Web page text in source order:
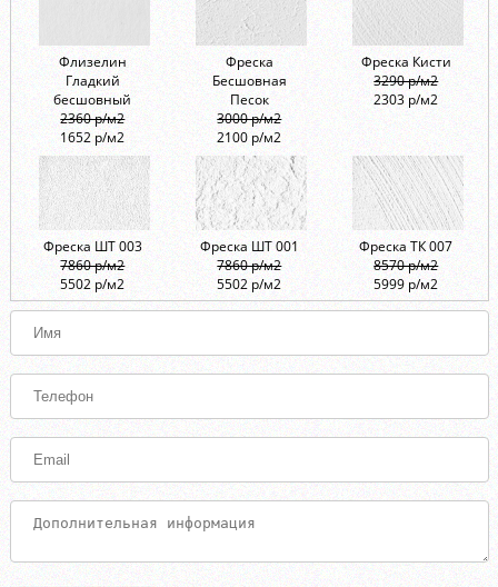
Флизелин
Гладкий
бесшовный
2360 р/м2
1652 р/м2
Фреска
Бесшовная
Песок
3000 р/м2
2100 р/м2
Фреска Кисти
3290 р/м2
2303 р/м2
Фреска ШТ 003
7860 р/м2
5502 р/м2
Фреска ШТ 001
7860 р/м2
5502 р/м2
Фреска ТК 007
8570 р/м2
5999 р/м2